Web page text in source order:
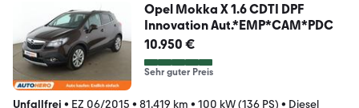
Opel Mokka X 1.6 CDTI DPF
Innovation Aut.*EMP*CAM*PDC
10.950 €
Sehr guter Preis
Unfallfrei • EZ 06/2015 • 81.419 km • 100 kW (136 PS) • Diesel